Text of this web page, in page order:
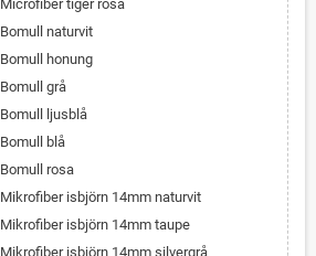
Microfiber tiger rosa
Bomull naturvit
Bomull honung
Bomull grå
Bomull ljusblå
Bomull blå
Bomull rosa
Mikrofiber isbjörn 14mm naturvit
Mikrofiber isbjörn 14mm taupe
Mikrofiber isbjörn 14mm silvergrå